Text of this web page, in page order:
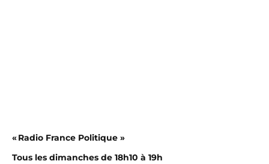
« Radio France Politique »
Tous les dimanches de 18h10 à 19h